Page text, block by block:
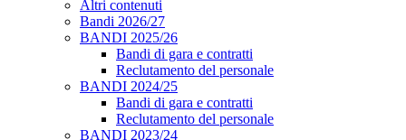
Altri contenuti
Bandi 2026/27
BANDI 2025/26
Bandi di gara e contratti
Reclutamento del personale
BANDI 2024/25
Bandi di gara e contratti
Reclutamento del personale
BANDI 2023/24